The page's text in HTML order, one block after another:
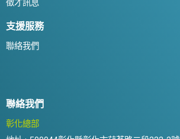
徵才訊息
支援服務
聯絡我們
聯絡我們
彰化總部